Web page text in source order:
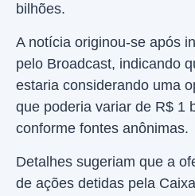
bilhões.
A notícia originou-se após
pelo Broadcast, indicando
estaria considerando uma
que poderia variar de R$ 1
conforme fontes anônimas.
Detalhes sugeriam que a
de ações detidas pela